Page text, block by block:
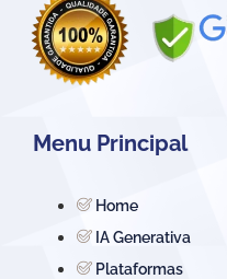
Menu Principal
Home
IA Generativa
Plataformas